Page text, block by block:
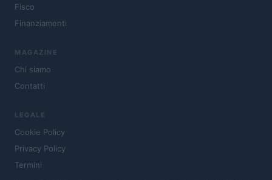
Fisco
Finanziamenti
MAGAZINE
Chi siamo
Contatti
LEGALE
Cookie Policy
Privacy Policy
Termini